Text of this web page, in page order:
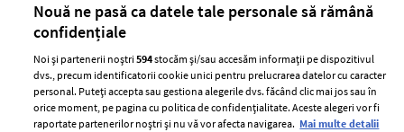
Nouă ne pasă ca datele tale personale să rămână
confidențiale
Noi și partenerii noștri594stocăm și/sau accesăm informații pe dispozitivul
dvs., precum identificatorii cookie unici pentru prelucrarea datelor cu caracter
personal. Puteți accepta sau gestiona alegerile dvs. făcând clic mai jos sau în
orice moment, pe pagina cu politica de confidențialitate. Aceste alegeri vor fi
raportate partenerilor noștri și nu vă vor afecta navigarea. Mai multe detalii